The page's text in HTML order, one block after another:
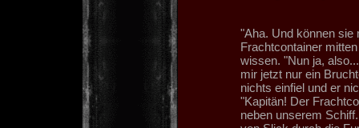
"Aha. Und können sie
Frachtcontainer
wissen. "Nun ja,
mir jetzt nur ein
nichts einfiel und er
"Kapitän! Der
neben unserem